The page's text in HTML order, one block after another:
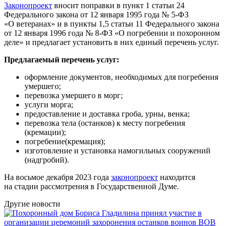
Законопроект вносит поправки в пункт 1 статьи 24
Федерального закона от 12 января 1995 года № 5-ФЗ
«О ветеранах» и в пункты 1,5 статьи 11 Федерального закона
от 12 января 1996 года № 8-ФЗ «О погребении и похоронном
деле» и предлагает установить в них единый перечень услуг.
Предлагаемый перечень услуг:
оформление документов, необходимых для погребения
умершего;
перевозка умершего в морг;
услуги морга;
предоставление и доставка гроба, урны, венка;
перевозка тела (останков) к месту погребения
(кремации);
погребение(кремация);
изготовление и установка намогильных сооружений
(надгробий).
На восьмое декабря 2023 года законопроект находится
на стадии рассмотрения в Государственной Думе.
Другие новости